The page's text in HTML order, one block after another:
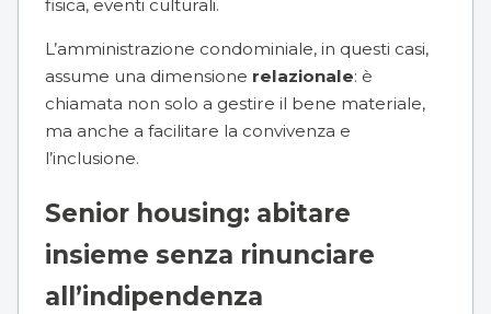
fisica, eventi culturali.
L’amministrazione condominiale, in questi casi,
assume una dimensione relazionale: è
chiamata non solo a gestire il bene materiale,
ma anche a facilitare la convivenza e
l’inclusione.
Senior housing: abitare
insieme senza rinunciare
all’indipendenza